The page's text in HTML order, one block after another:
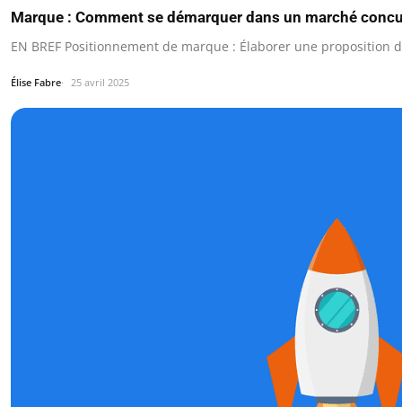
Marque : Comment se démarquer dans un marché
EN BREF Positionnement de marque : Élaborer une
Élise Fabre 25 avril 2025